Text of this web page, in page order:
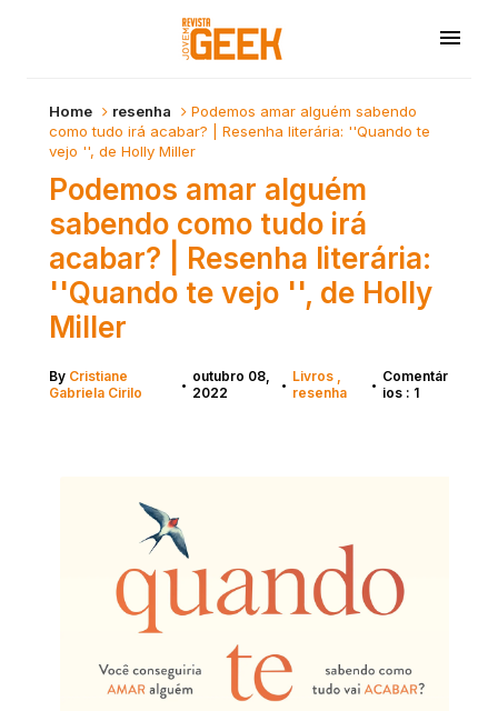
Home resenha
Podemos amar alguém sabendo
como tudo irá acabar? | Resenha literária: ''Quando te
vejo '', de Holly Miller
Podemos amar alguém
sabendo como tudo irá
acabar? | Resenha literária:
''Quando te vejo '', de Holly
Miller
By Cristiane
Gabriela Cirilo
• outubro 08,
2022
• Livros
resenha
• Comentár
ios : 1